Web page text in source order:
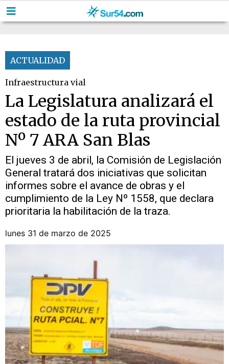
ACTUALIDAD
Infraestructura vial
La Legislatura analizará el
estado de la ruta provincial
Nº 7 ARA San Blas
El jueves 3 de abril, la Comisión de Legislación
General tratará dos iniciativas que solicitan
informes sobre el avance de obras y el
cumplimiento de la Ley Nº 1558, que declara
prioritaria la habilitación de la traza.
lunes 31 de marzo de 2025